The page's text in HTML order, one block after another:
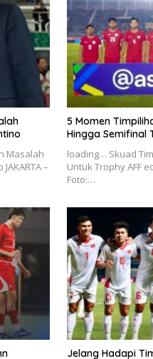
Masalah
–
5 Momen
Hingga Semifinal
loading… Skuad
Untuk Trophy AFF
Foto:…
Jelang Hadapi